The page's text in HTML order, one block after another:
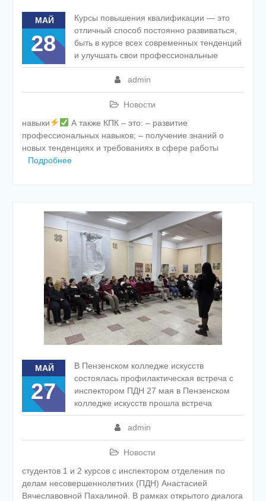
МАЙ
28
admin
Новости
Курсы повышения квалификации — это
отличный способ постоянно развиваться,
быть в курсе всех современных тенденций
и улучшать свои профессиональные
навыки
А также КПК – это: – развитие
профессиональных навыков; – получение знаний о
новых тенденциях и требованиях в сфере работы
Подробнее
МАЙ
27
admin
Новости
В Пензенском колледже искусств
состоялась профилактическая встреча с
инспектором ПДН 27 мая в Пензенском
колледже искусств прошла встреча
студентов 1 и 2 курсов с инспектором отделения по
делам несовершеннолетних (ПДН) Анастасией
Вячеславовной Пахалиной. В рамках открытого диалога